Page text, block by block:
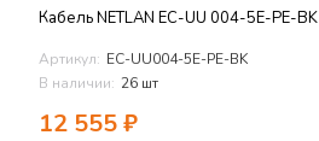
Кабель NETLAN EC-UU 004-5E-PE-BK
Артикул: EC-UU004-5E-PE-BK
В наличии: 26 шт
12 555₽